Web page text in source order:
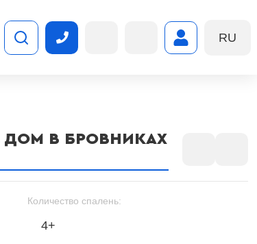
RU
ДОМ В БРОВНИКАХ
Количество спалень:
4+